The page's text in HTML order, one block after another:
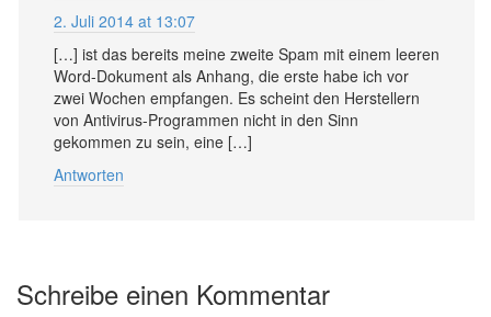
2. Juli 2014 at 13:07
[…] ist das bereits meine zweite Spam mit einem leeren
Word-Dokument als Anhang, die erste habe ich vor
zwei Wochen empfangen. Es scheint den Herstellern
von Antivirus-Programmen nicht in den Sinn
gekommen zu sein, eine […]
Antworten
Schreibe einen Kommentar